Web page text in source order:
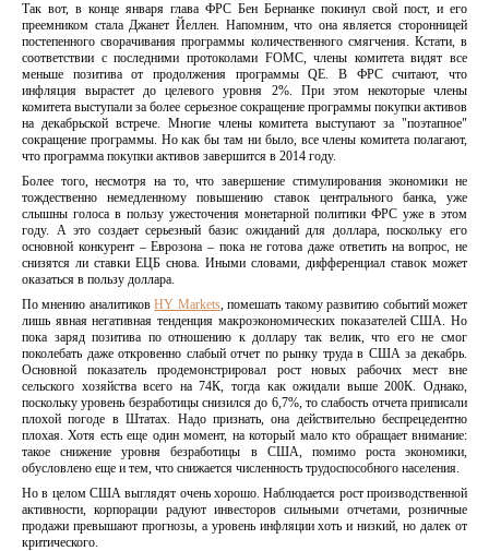
Так вот, в конце января глава ФРС Бен Бернанке покинул свой пост, и его
преемником стала Джанет Йеллен. Напомним, что она является сторонницей
постепенного сворачивания программы количественного смягчения. Кстати, в
соответствии с последними протоколами FOMC, члены комитета видят все
меньше позитива от продолжения программы QE. В ФРС считают, что
инфляция вырастет до целевого уровня 2%. При этом некоторые члены
комитета выступали за более серьезное сокращение программы покупки активов
на декабрьской встрече. Многие члены комитета выступают за "поэтапное"
сокращение программы. Но как бы там ни было, все члены комитета полагают,
что программа покупки активов завершится в 2014 году.
Более того, несмотря на то, что завершение стимулирования экономики не
тождественно немедленному повышению ставок центрального банка, уже
слышны голоса в пользу ужесточения монетарной политики ФРС уже в этом
году. А это создает серьезный базис ожиданий для доллара, поскольку его
основной конкурент – Еврозона – пока не готова даже ответить на вопрос, не
снизятся ли ставки ЕЦБ снова. Иными словами, дифференциал ставок может
оказаться в пользу доллара.
По мнению аналитиковHY Markets, помешать такому развитию событий может
лишь явная негативная тенденция макроэкономических показателей США. Но
пока заряд позитива по отношению к доллару так велик, что его не смог
поколебать даже откровенно слабый отчет по рынку труда в США за декабрь.
Основной показатель продемонстрировал рост новых рабочих мест вне
сельского хозяйства всего на 74К, тогда как ожидали выше 200К. Однако,
поскольку уровень безработицы снизился до 6,7%, то слабость отчета приписали
плохой погоде в Штатах. Надо признать, она действительно беспрецедентно
плохая. Хотя есть еще один момент, на который мало кто обращает внимание:
такое снижение уровня безработицы в США, помимо роста экономики,
обусловлено еще и тем, что снижается численность трудоспособного населения.
Но в целом США выглядят очень хорошо. Наблюдается рост производственной
активности, корпорации радуют инвесторов сильными отчетами, розничные
продажи превышают прогнозы, а уровень инфляции хоть и низкий, но далек от
критического.